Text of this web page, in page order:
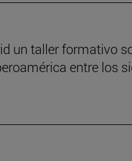
un taller formativo
entre los